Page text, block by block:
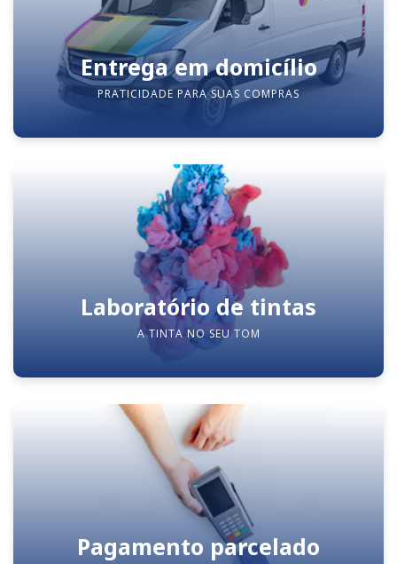
Entrega em domicílio
PRATICIDADE PARA SUAS COMPRAS
Laboratório de tintas
A TINTA NO SEU TOM
Pagamento parcelado